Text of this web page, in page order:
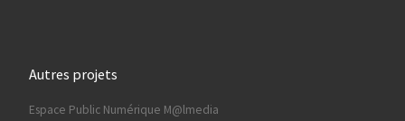
Autres projets
Espace Public Numérique M@lmedia